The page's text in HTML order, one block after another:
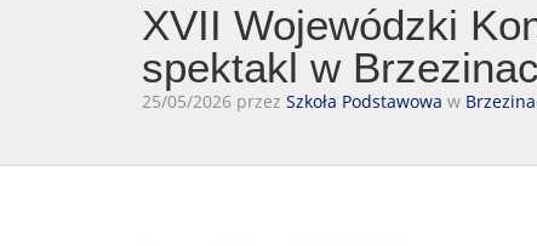
XVII Wojewódzki
spektakl w
25/05/2026 przez Szkoła Podstawowa w